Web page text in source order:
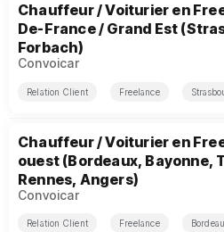
Chauffeur / Voiturier en
De-France / Grand Est
Forbach)
Convoicar
Relation Client Freelance
Chauffeur / Voiturier en
ouest (Bordeaux, Bayonne,
Rennes, Angers)
Convoicar
Relation Client Freelance